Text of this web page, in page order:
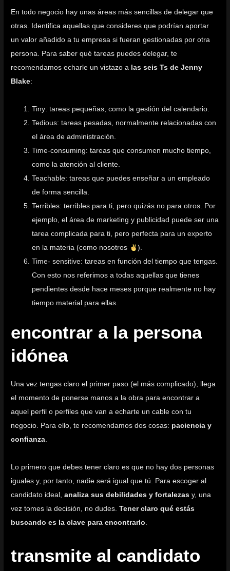
En todo negocio hay unas áreas más sencillas de delegar que
otras. Identifica aquellas que consideres que podrían aportar
un valor añadido a tu empresa si fueran gestionadas por otra
persona. Para saber qué tareas puedes delegar, te
recomendamos echarle un vistazo a las seis Ts de Jenny
Blake:
Tiny: tareas pequeñas, como la gestión del calendario.
Tedious: tareas pesadas, normalmente relacionadas con
el área de administración.
Time-consuming: tareas que consumen mucho tiempo,
como la atención al cliente.
Teachable: tareas que puedes enseñar a un empleado
de forma sencilla.
Terribles: terribles para ti, pero quizás no para otros. Por
ejemplo, el área de marketing y publicidad puede ser una
tarea complicada para ti, pero perfecta para un experto
en la materia (como nosotros
).
Time- sensitive: tareas en función del tiempo que tengas.
Con esto nos referimos a todas aquellas que tienes
pendientes desde hace meses porque realmente no hay
tiempo material para ellas.
encontrar a la persona
idónea
Una vez tengas claro el primer paso (el más complicado), llega
el momento de ponerse manos a la obra para encontrar a
aquel perfil o perfiles que van a echarte un cable con tu
negocio. Para ello, te recomendamos dos cosas: paciencia y
confianza
Lo primero que debes tener claro es que no hay dos personas
iguales y, por tanto, nadie será igual que tú. Para escoger al
candidato ideal,analiza sus debilidades y fortalezas y, una
vez tomes la decisión, no dudes.Tener claro qué estás
buscando es la clave para encontrarlo.
transmite al candidato